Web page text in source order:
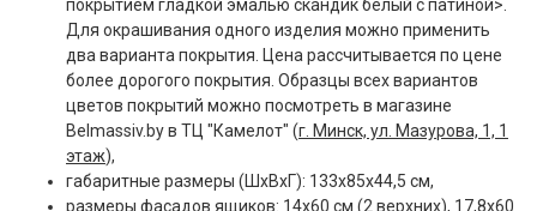
покрытием гладкой эмалью скандик белый с патиной>.
Для окрашивания одного изделия можно применить
два варианта покрытия. Цена рассчитывается по цене
более дорогого покрытия. Образцы всех вариантов
цветов покрытий можно посмотреть в магазине
Belmassiv.by в ТЦ "Камелот" (г. Минск, ул. Мазурова, 1, 1
этаж),
габаритные размеры (ШxВxГ): 133x85x44,5 см,
размеры фасадов ящиков: 14х60 см (2 верхних), 17,8x60